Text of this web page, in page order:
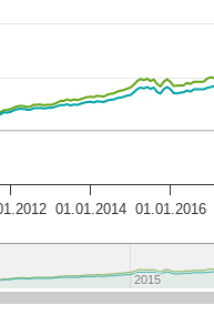
01.01.2014 01.01.2016
2015
2015